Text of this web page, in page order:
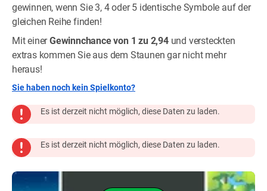
gewinnen, wenn Sie 3, 4 oder 5 identische Symbole auf der
gleichen Reihe finden!
Mit einerGewinnchance von 1 zu 2,94 und versteckten
extras kommen Sie aus dem Staunen gar nicht mehr
heraus!
Sie haben noch kein Spielkonto?
Es ist derzeit nicht möglich, diese Daten zu laden.
Es ist derzeit nicht möglich, diese Daten zu laden.